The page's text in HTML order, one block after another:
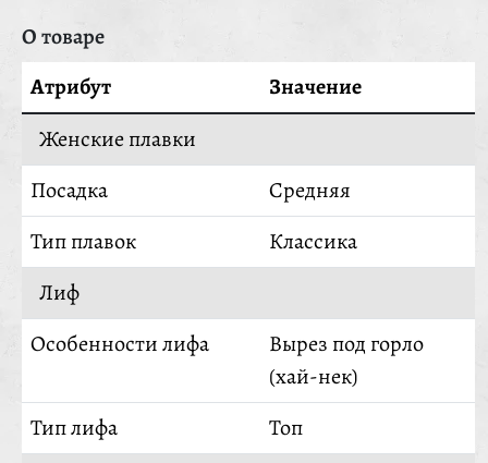
О товаре
Атрибут
Значение
Женские плавки
Посадка
Средняя
Тип плавок
Классика
Лиф
Особенности лифа
Вырез под горло
(хай-нек)
Тип лифа
Топ